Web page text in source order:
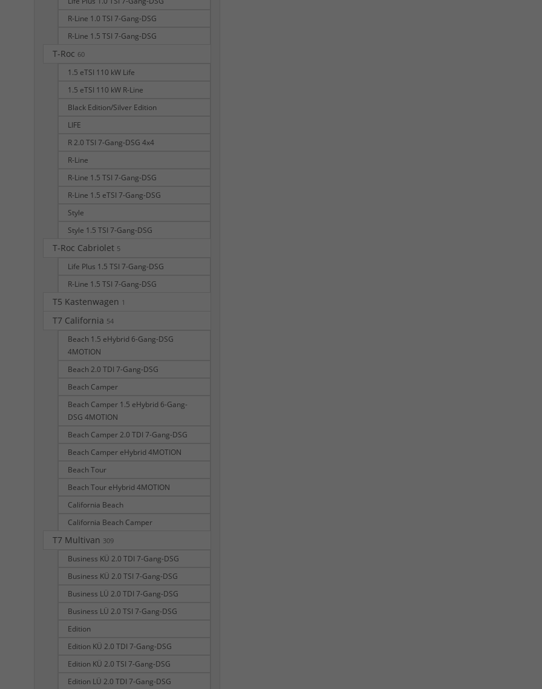
R-Line 1.0 TSI 7-Gang-DSG
R-Line 1.5 TSI 7-Gang-DSG
T-Roc 60
1.5 eTSI 110 kW Life
1.5 eTSI 110 kW R-Line
Black Edition/Silver Edition
LIFE
R 2.0 TSI 7-Gang-DSG 4x4
R-Line
R-Line 1.5 TSI 7-Gang-DSG
R-Line 1.5 eTSI 7-Gang-DSG
Style
Style 1.5 TSI 7-Gang-DSG
T-Roc Cabriolet 5
Life Plus 1.5 TSI 7-Gang-DSG
R-Line 1.5 TSI 7-Gang-DSG
T5 Kastenwagen 1
T7 California 54
Beach 1.5 eHybrid 6-Gang-DSG
4MOTION
Beach 2.0 TDI 7-Gang-DSG
Beach Camper
Beach Camper 1.5 eHybrid 6-Gang-
DSG 4MOTION
Beach Camper 2.0 TDI 7-Gang-DSG
Beach Camper eHybrid 4MOTION
Beach Tour
Beach Tour eHybrid 4MOTION
California Beach
California Beach Camper
T7 Multivan 309
Business KÜ 2.0 TDI 7-Gang-DSG
Business KÜ 2.0 TSI 7-Gang-DSG
Business LÜ 2.0 TDI 7-Gang-DSG
Business LÜ 2.0 TSI 7-Gang-DSG
Edition
Edition KÜ 2.0 TDI 7-Gang-DSG
Edition KÜ 2.0 TSI 7-Gang-DSG
Edition LÜ 2.0 TDI 7-Gang-DSG